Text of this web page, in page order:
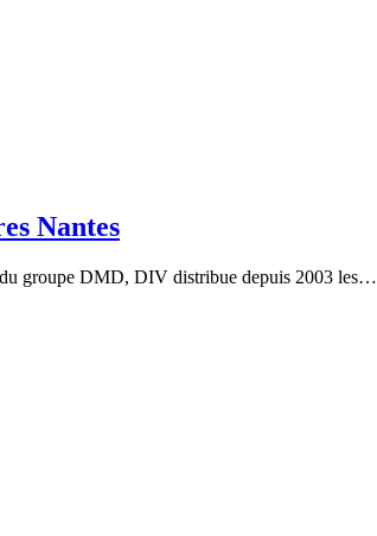
Nantes
groupe DMD, DIV distribue depuis 2003 les…